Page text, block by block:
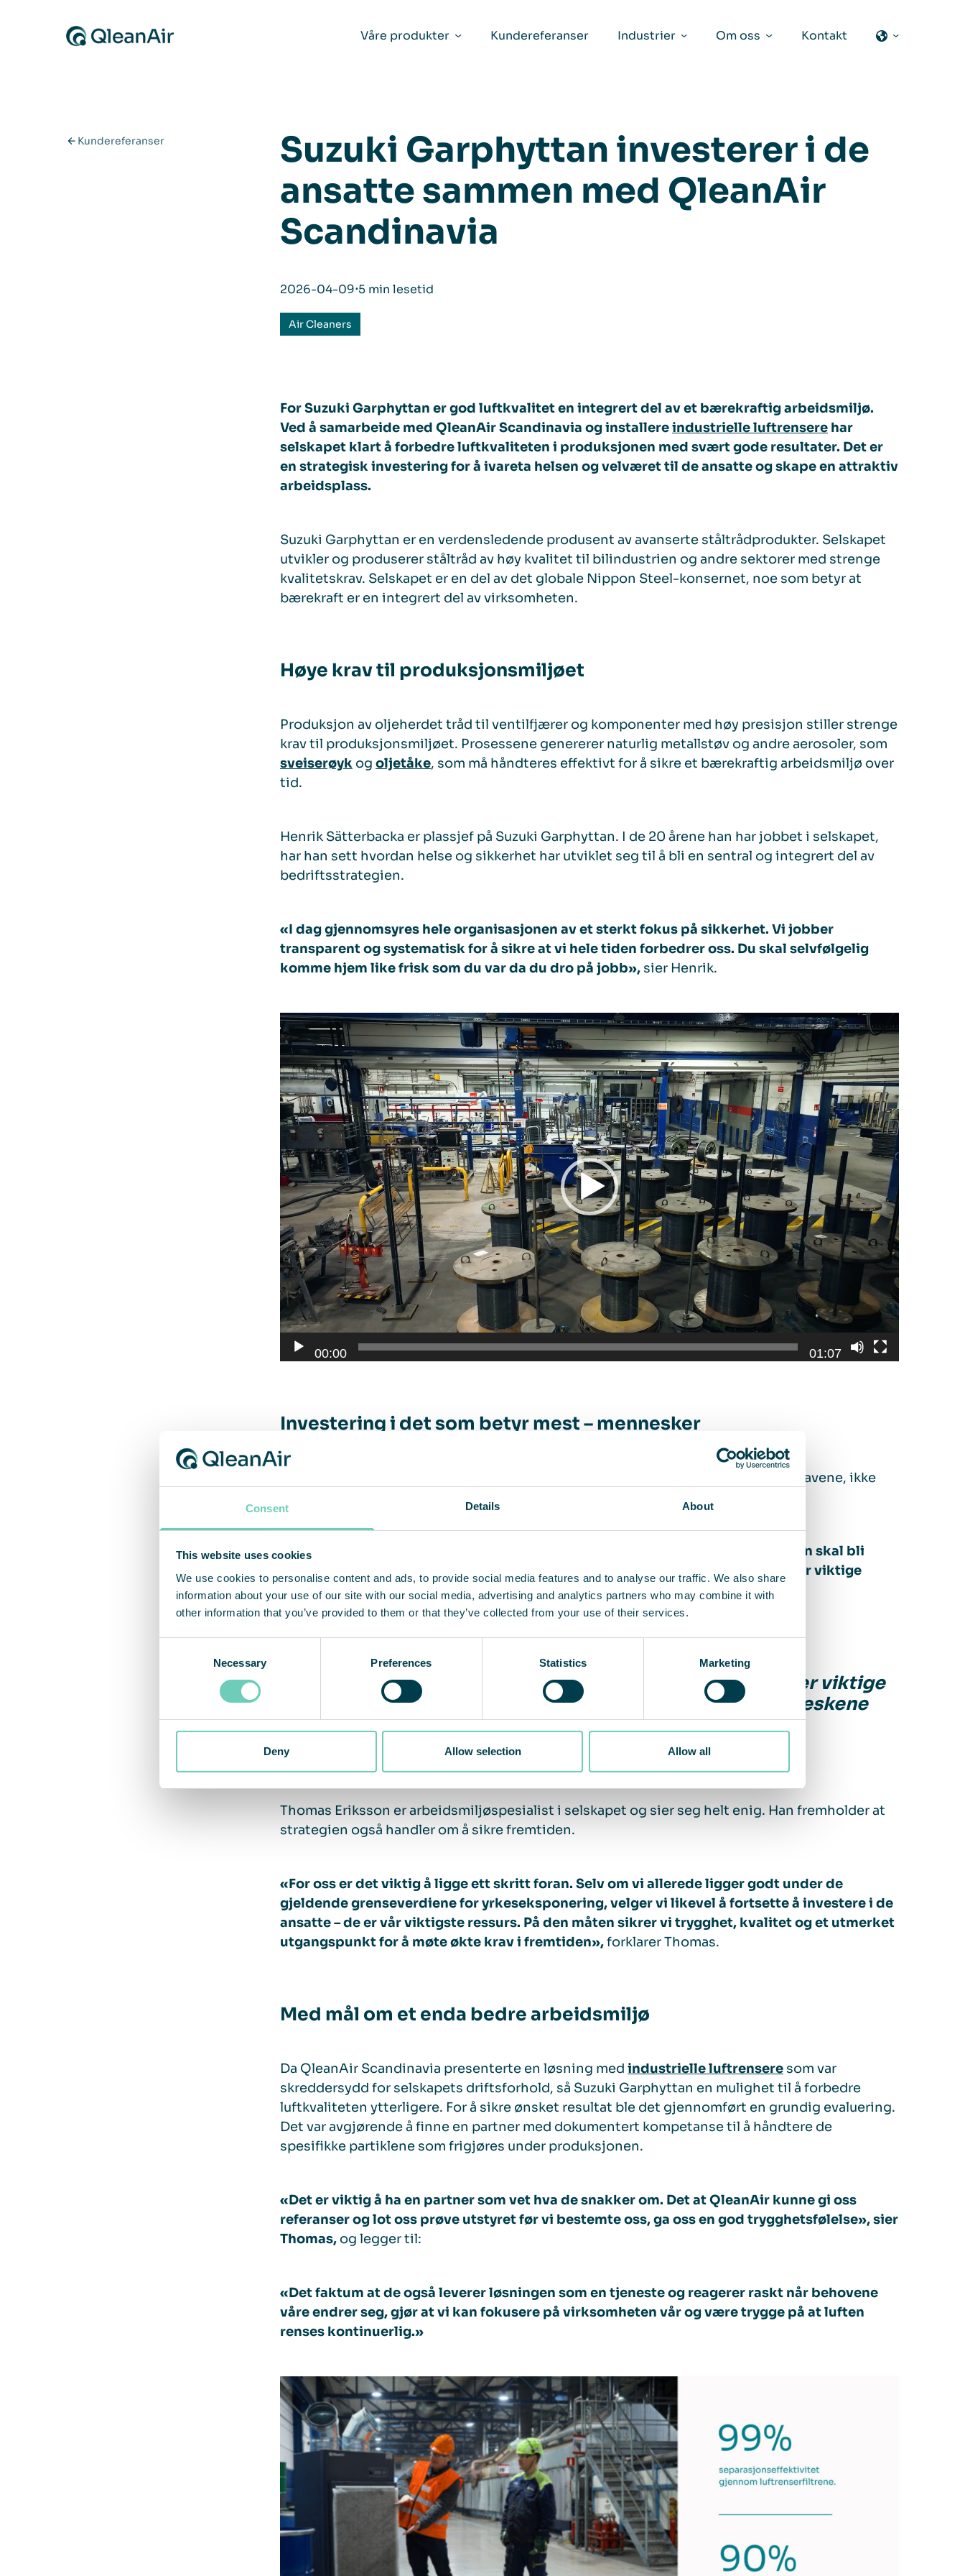
Consent Details About
This website uses cookies
We use cookies to personalise content and ads, to provide social media features and to analyse our traffic. We also share
information about your use of our site with our social media, advertising and analytics partners who may combine it with
other information that you’ve provided to them or that they’ve collected from your use of their services.
Necessary Preferences Statistics Marketing
Deny Allow selection Allow all
Våre produkter
Kundereferanser Industrier Om oss Kontakt
Kundereferanser
Suzuki Garphyttan investerer i de
ansatte sammen med QleanAir
Scandinavia
2026-04-09⋅5 min lesetid
Air Cleaners
For Suzuki Garphyttan er god luftkvalitet en integrert del av et bærekraftig arbeidsmiljø.
Ved å samarbeide med QleanAir Scandinavia og installereindustrielle luftrensere har
selskapet klart å forbedre luftkvaliteten i produksjonen med svært gode resultater. Det er
en strategisk investering for å ivareta helsen og velværet til de ansatte og skape en attraktiv
arbeidsplass.
Suzuki Garphyttan er en verdensledende produsent av avanserte ståltrådprodukter. Selskapet
utvikler og produserer ståltråd av høy kvalitet til bilindustrien og andre sektorer med strenge
kvalitetskrav. Selskapet er en del av det globale Nippon Steel-konsernet, noe som betyr at
bærekraft er en integrert del av virksomheten.
Høye krav til produksjonsmiljøet
Produksjon av oljeherdet tråd til ventilfjærer og komponenter med høy presisjon stiller strenge
krav til produksjonsmiljøet. Prosessene genererer naturlig metallstøv og andre aerosoler, som
sveiserøyk og oljetåke, som må håndteres effektivt for å sikre et bærekraftig arbeidsmiljø over
tid.
Henrik Sätterbacka er plassjef på Suzuki Garphyttan. I de 20 årene han har jobbet i selskapet,
har han sett hvordan helse og sikkerhet har utviklet seg til å bli en sentral og integrert del av
bedriftsstrategien.
«I dag gjennomsyres hele organisasjonen av et sterkt fokus på sikkerhet. Vi jobber
transparent og systematisk for å sikre at vi hele tiden forbedrer oss. Du skal selvfølgelig
komme hjem like frisk som du var da du dro på jobb», sier Henrik.
Videoavspiller
00:00 01:07
Investering i det som betyr mest – mennesker
Suzuki Garphyttan jobber systematisk og proaktivt for å ligge et skritt foran lovkravene, ikke
«Jeg er veldig resultatorientert, men vi må nå målene våre på riktig måte. Ingen skal bli
skadet eller oppleve negative konsekvenser av arbeidet sitt. Maskinene våre er viktige
ressurser, men den viktigste ressursen er menneskene våre»,forklarer Henrik.
“Ingen skal bli skadet eller oppleve negative
konsekvenser av arbeidet sitt. Maskinene våre er viktige
ressurser, men den viktigste ressursen er menneskene
våre.”
Thomas Eriksson er arbeidsmiljøspesialist i selskapet og sier seg helt enig. Han fremholder at
strategien også handler om å sikre fremtiden.
«For oss er det viktig å ligge ett skritt foran. Selv om vi allerede ligger godt under de
gjeldende grenseverdiene for yrkeseksponering, velger vi likevel å fortsette å investere i de
ansatte – de er vår viktigste ressurs. På den måten sikrer vi trygghet, kvalitet og et utmerket
utgangspunkt for å møte økte krav i fremtiden»,forklarer Thomas.
Med mål om et enda bedre arbeidsmiljø
Da QleanAir Scandinavia presenterte en løsning med industrielle luftrensere som var
skreddersydd for selskapets driftsforhold, så Suzuki Garphyttan en mulighet til å forbedre
luftkvaliteten ytterligere. For å sikre ønsket resultat ble det gjennomført en grundig evaluering.
Det var avgjørende å finne en partner med dokumentert kompetanse til å håndtere de
spesifikke partiklene som frigjøres under produksjonen.
«Det er viktig å ha en partner som vet hva de snakker om. Det at QleanAir kunne gi oss
referanser og lot oss prøve utstyret før vi bestemte oss, ga oss en god trygghetsfølelse», sier
Thomas, og legger til:
«Det faktum at de også leverer løsningen som en tjeneste og reagerer raskt når behovene
våre endrer seg, gjør at vi kan fokusere på virksomheten vår og være trygge på at luften
renses kontinuerlig.»